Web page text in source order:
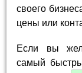
своего
цены или
Если вы
самый